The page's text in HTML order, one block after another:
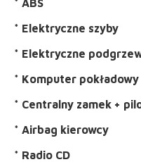
* ABS
* Elektryczne szyby
* Elektryczne
* Komputer pokładowy
* Centralny zamek +
* Airbag kierowcy
* Radio CD